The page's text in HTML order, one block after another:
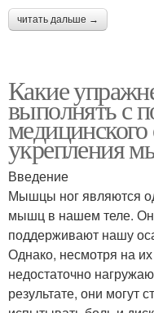
читать дальше →
Какие
выполнять с
укрепления
Введение
Мышцы ног являются
мышц в нашем теле.
поддерживают нашу
Однако, несмотря на
недостаточно
результате, они